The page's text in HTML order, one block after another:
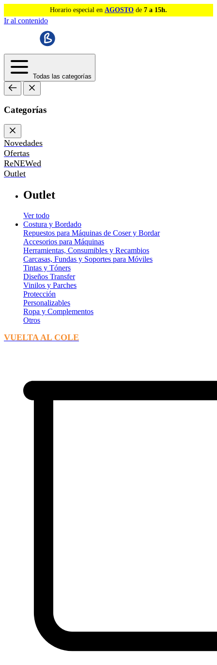
Horario especial en AGOSTO de 7 a 15h.
Ir al contenido
Todas las categorías
Categorías
Novedades
Ofertas
ReNEWed
Outlet
Outlet
Ver todo
Costura y Bordado
Repuestos para Máquinas de Coser y Bordar
Accesorios para Máquinas
Herramientas, Consumibles y Recambios
Carcasas, Fundas y Soportes para Móviles
Tintas y Tóners
Diseños Transfer
Vinilos y Parches
Protección
Personalizables
Ropa y Complementos
Otros
VUELTA AL COLE